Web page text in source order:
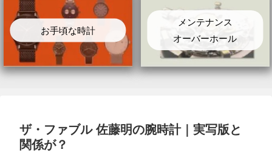
お手頃な時計
メンテナンス
オーバーホール
ザ・ファブル 佐藤明の腕時計｜実写版と
関係が？